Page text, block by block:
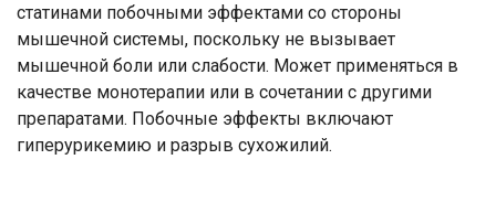
статинами побочными эффектами со стороны
мышечной системы, поскольку не вызывает
мышечной боли или слабости. Может применяться в
качестве монотерапии или в сочетании с другими
препаратами. Побочные эффекты включают
гиперурикемию и разрыв сухожилий.